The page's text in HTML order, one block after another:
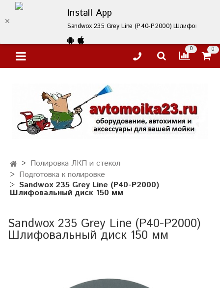
Install App
Sandwox 235 Grey Line (P40-P2000)
0 0
Полировка ЛКП и стекол
Подготовка к полировке
Sandwox 235 Grey Line (P40-P2000)
Шлифовальный диск 150 мм
Sandwox 235 Grey Line (P40-P2000)
Шлифовальный диск 150 мм